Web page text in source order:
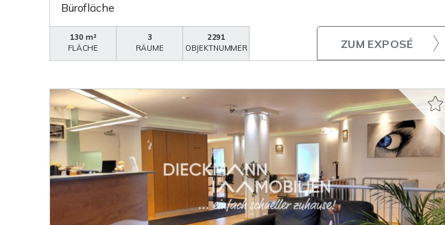
Bürofläche
130 m²
FLÄCHE
3
RÄUME
2291
OBJEKTNUMMER
ZUM EXPOSÉ